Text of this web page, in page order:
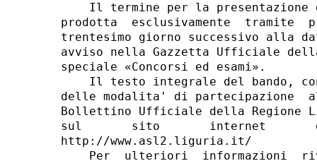
Il termine per la presentazione
prodotta  esclusivamente  tramite
trentesimo giorno successivo alla
avviso nella Gazzetta Ufficiale
speciale «Concorsi ed esami».
Il testo integrale del bando,
delle modalita' di partecipazione
Bollettino Ufficiale della Regione
sul       sito       internet
http://www.asl2.liguria.it/
Per  ulteriori  informazioni